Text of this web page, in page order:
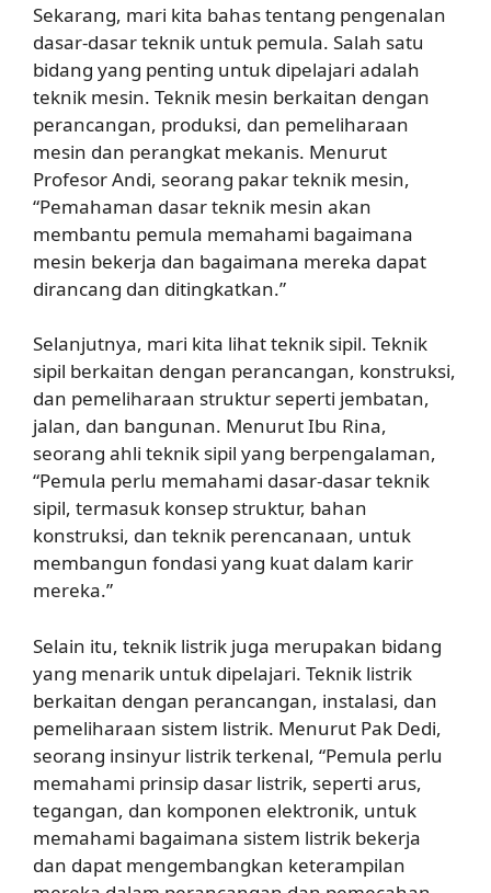
Sekarang, mari kita bahas tentang pengenalan
dasar-dasar teknik untuk pemula. Salah satu
bidang yang penting untuk dipelajari adalah
teknik mesin. Teknik mesin berkaitan dengan
perancangan, produksi, dan pemeliharaan
mesin dan perangkat mekanis. Menurut
Profesor Andi, seorang pakar teknik mesin,
“Pemahaman dasar teknik mesin akan
membantu pemula memahami bagaimana
mesin bekerja dan bagaimana mereka dapat
dirancang dan ditingkatkan.”
Selanjutnya, mari kita lihat teknik sipil. Teknik
sipil berkaitan dengan perancangan, konstruksi,
dan pemeliharaan struktur seperti jembatan,
jalan, dan bangunan. Menurut Ibu Rina,
seorang ahli teknik sipil yang berpengalaman,
“Pemula perlu memahami dasar-dasar teknik
sipil, termasuk konsep struktur, bahan
konstruksi, dan teknik perencanaan, untuk
membangun fondasi yang kuat dalam karir
mereka.”
Selain itu, teknik listrik juga merupakan bidang
yang menarik untuk dipelajari. Teknik listrik
berkaitan dengan perancangan, instalasi, dan
pemeliharaan sistem listrik. Menurut Pak Dedi,
seorang insinyur listrik terkenal, “Pemula perlu
memahami prinsip dasar listrik, seperti arus,
tegangan, dan komponen elektronik, untuk
memahami bagaimana sistem listrik bekerja
dan dapat mengembangkan keterampilan